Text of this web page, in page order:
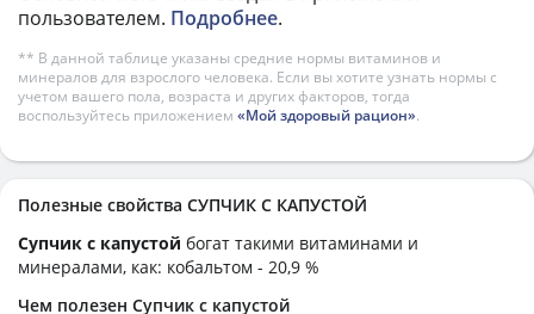
пользователем. Подробнее.
** В данной таблице указаны средние нормы витаминов и
минералов для взрослого человека. Если вы хотите узнать нормы с
учетом вашего пола, возраста и других факторов, тогда
воспользуйтесь приложением «Мой здоровый рацион».
Полезные свойства СУПЧИК С КАПУСТОЙ
Супчик с капустой богат такими витаминами и
минералами, как: кобальтом - 20,9 %
Чем полезен Супчик с капустой